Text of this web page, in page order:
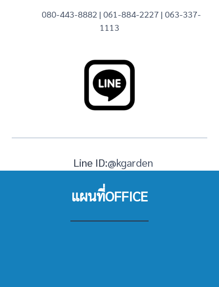
080-443-8882 | 061-884-2227 | 063-337-
1113
Line ID:@kgarden
แผนที่OFFICE